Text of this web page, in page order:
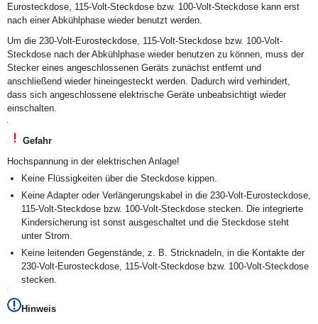
Eurosteckdose, 115-Volt-Steckdose bzw. 100-Volt-Steckdose kann erst
nach einer Abkühlphase wieder benutzt werden.
Um die 230-Volt-Eurosteckdose, 115-Volt-Steckdose bzw. 100-Volt-
Steckdose nach der Abkühlphase wieder benutzen zu können, muss der
Stecker eines angeschlossenen Geräts zunächst entfernt und
anschließend wieder hineingesteckt werden. Dadurch wird verhindert,
dass sich angeschlossene elektrische Geräte unbeabsichtigt wieder
einschalten.
Gefahr
Hochspannung in der elektrischen Anlage!
Keine Flüssigkeiten über die Steckdose kippen.
Keine Adapter oder Verlängerungskabel in die 230-Volt-Eurosteckdose,
115-Volt-Steckdose bzw. 100-Volt-Steckdose stecken. Die integrierte
Kindersicherung ist sonst ausgeschaltet und die Steckdose steht
unter Strom.
Keine leitenden Gegenstände, z. B. Stricknadeln, in die Kontakte der
230-Volt-Eurosteckdose, 115-Volt-Steckdose bzw. 100-Volt-Steckdose
stecken.
Hinweis